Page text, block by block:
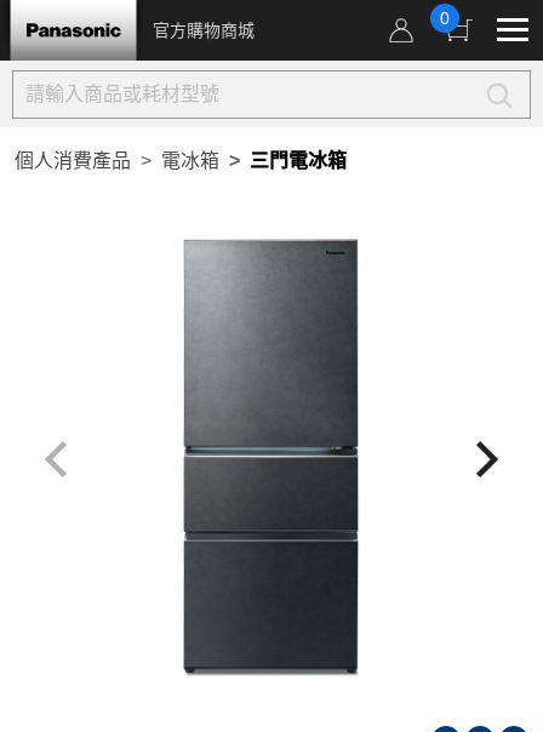
官方購物商城
0
個人消費產品 電冰箱 三門電冰箱